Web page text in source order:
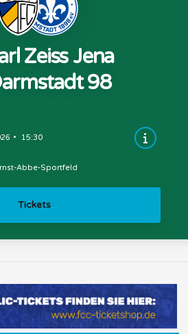
Zeiss Jena
98
15:30
Abbe-Sportfeld
Tickets